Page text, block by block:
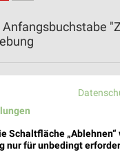
Schaltfläche „Ablehnen“
nur für unbedingt